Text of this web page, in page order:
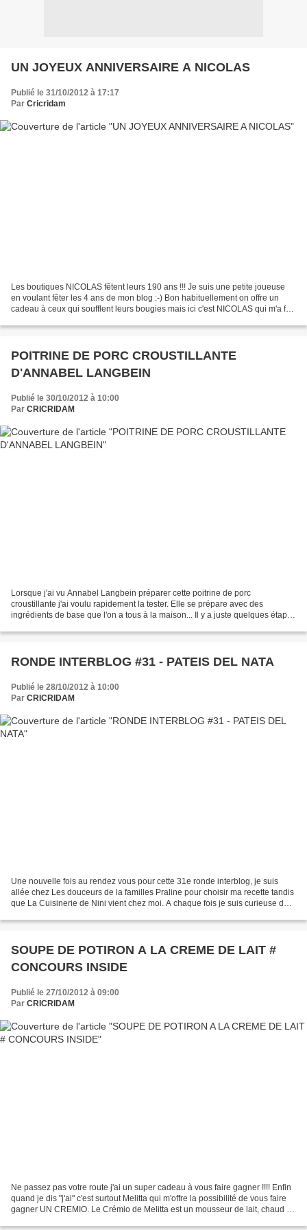
UN JOYEUX ANNIVERSAIRE A NICOLAS
Publié le 31/10/2012 à 17:17
Par Cricridam
Les boutiques NICOLAS fêtent leurs 190 ans !!! Je suis une petite joueuse
en voulant fêter les 4 ans de mon blog :-) Bon habituellement on offre un
cadeau à ceux qui soufflent leurs bougies mais ici c'est NICOLAS qui m'a fait
POITRINE DE PORC CROUSTILLANTE
D'ANNABEL LANGBEIN
Publié le 30/10/2012 à 10:00
Par CRICRIDAM
Lorsque j'ai vu Annabel Langbein préparer cette poitrine de porc
croustillante j'ai voulu rapidement la tester. Elle se prépare avec des
ingrédients de base que l'on a tous à la maison... Il y a juste quelques étapes
RONDE INTERBLOG #31 - PATEIS DEL NATA
Publié le 28/10/2012 à 10:00
Par CRICRIDAM
Une nouvelle fois au rendez vous pour cette 31e ronde interblog, je suis
allée chez Les douceurs de la familles Praline pour choisir ma recette tandis
que La Cuisinerie de Nini vient chez moi. A chaque fois je suis curieuse de
SOUPE DE POTIRON A LA CREME DE LAIT #
CONCOURS INSIDE
Publié le 27/10/2012 à 09:00
Par CRICRIDAM
Ne passez pas votre route j'ai un super cadeau à vous faire gagner !!!! Enfin
quand je dis "j'ai" c'est surtout Melitta qui m'offre la possibilité de vous faire
gagner UN CREMIO. Le Crémio de Melitta est un mousseur de lait, chaud ou